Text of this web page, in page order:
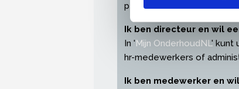
persoonsgegevens en
Ik ben directeur en wil
In ' Mijn OnderhoudNL' kunt
hr-medewerkers of
Ik ben medewerker en